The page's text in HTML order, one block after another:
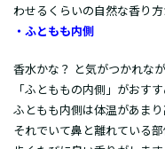
わせるくらいの自然な香り
・ふともも内側
香水かな？ と気がつかれな
「ふとももの内側」がおすす
ふともも内側は体温があま
それでいて鼻と離れている